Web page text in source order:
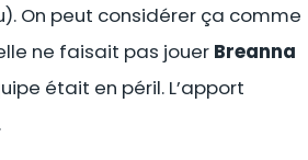
On peut considérer ça comme
ne faisait pas jouer Breanna
était en péril. L’apport